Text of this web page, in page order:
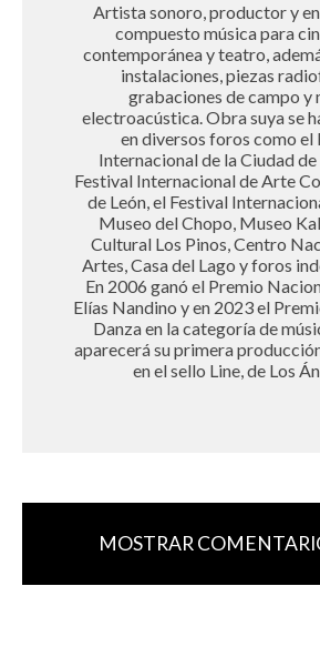
Artista sonoro, productor y
compuesto música para
contemporánea y teatro,
instalaciones, piezas
grabaciones de campo y
electroacústica. Obra suya se
en diversos foros como el
Internacional de la Ciudad
Festival Internacional de Arte
de León, el Festival
Museo del Chopo, Museo
Cultural Los Pinos, Centro
Artes, Casa del Lago y foros
En 2006 ganó el Premio
Elías Nandino y en 2023 el
Danza en la categoría de
aparecerá su primera
en el sello Line, de Los
MOSTRAR